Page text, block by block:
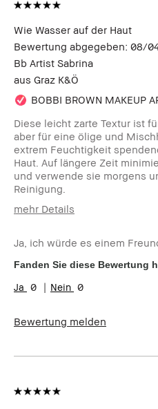
Wie Wasser auf der Haut
Bewertung abgegeben: 08/
Bb Artist Sabrina
aus Graz K&Ö
BOBBI BROWN MAKEUP
Diese leicht zarte Textur ist
aber für eine ölige und
extrem Feuchtigkeit
Haut. Auf längere Zeit
und verwende sie morgens
Reinigung.
mehr Details
Hauttyp:
Hautton:
Hell -
Hautbedürfnis(se):
Ja, ich würde es einem
Fanden Sie diese Bewertung
0 0
Bewertung melden